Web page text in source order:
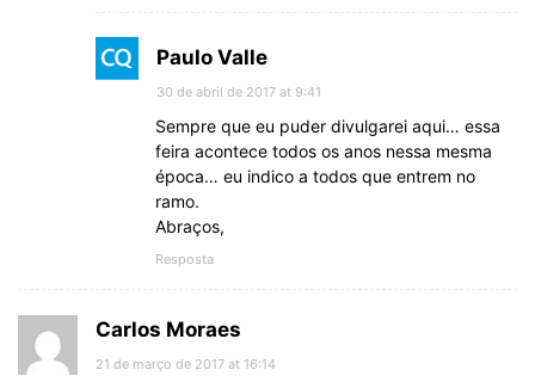
Paulo Valle
30 de abril de 2017 at 9:41
Sempre que eu puder divulgarei aqui… essa
feira acontece todos os anos nessa mesma
época… eu indico a todos que entrem no
ramo.
Abraços,
Resposta
Carlos Moraes
21 de março de 2017 at 16:14